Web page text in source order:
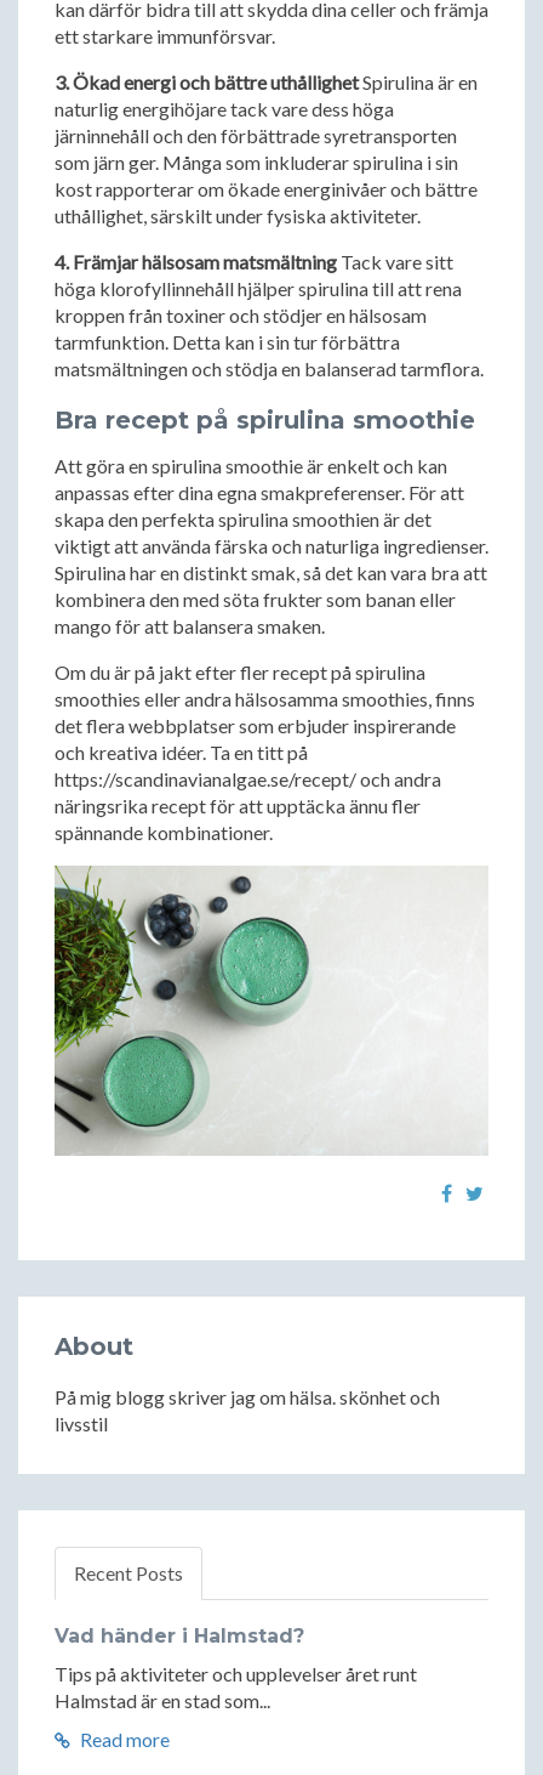
kan därför bidra till att skydda dina celler och främja
ett starkare immunförsvar.
3. Ökad energi och bättre uthållighetSpirulina är en
naturlig energihöjare tack vare dess höga
järninnehåll och den förbättrade syretransporten
som järn ger. Många som inkluderar spirulina i sin
kost rapporterar om ökade energinivåer och bättre
uthållighet, särskilt under fysiska aktiviteter.
4. Främjar hälsosam matsmältning Tack vare sitt
höga klorofyllinnehåll hjälper spirulina till att rena
kroppen från toxiner och stödjer en hälsosam
tarmfunktion. Detta kan i sin tur förbättra
matsmältningen och stödja en balanserad tarmflora.
Bra recept på spirulina smoothie
Att göra en spirulina smoothie är enkelt och kan
anpassas efter dina egna smakpreferenser. För att
skapa den perfekta spirulina smoothien är det
viktigt att använda färska och naturliga ingredienser.
Spirulina har en distinkt smak, så det kan vara bra att
kombinera den med söta frukter som banan eller
mango för att balansera smaken.
Om du är på jakt efter fler recept på spirulina
smoothies eller andra hälsosamma smoothies, finns
det flera webbplatser som erbjuder inspirerande
och kreativa idéer. Ta en titt på
https://scandinavianalgae.se/recept/ och andra
näringsrika recept för att upptäcka ännu fler
spännande kombinationer.
About
På mig blogg skriver jag om hälsa. skönhet och
livsstil
Recent Posts
Vad händer i Halmstad?
Tips på aktiviteter och upplevelser året runt
Halmstad är en stad som...
Read more